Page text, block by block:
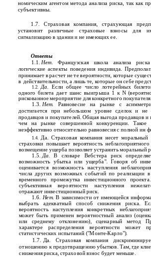
номическим агентом метода анализа риска, так как
субъективны.
1.7. Страховая компания, страхующая
установит различные страховые взносы для
сигнализацию в здании и не имеющих ее.
Ответы
1.1. Нет.Французская школа анализа
логические аспекты поведения индивида.
принимает в расчет не те вероятности, которые
в действительности, а лишь те, которые он себе
1.2. Да. Если общее число лотерейных
одного билета дает шанс выигрыша 1 к N
рискованное мероприятие для конкретного покупателя.
1.3. Нет. Равновесие на рынке с
достигается при небольшом уровне сделок и не
продавцов и покупателей. Общая выгода продавцов и
чем на рынке совершенной конкуренции. Такое
неэффективно относительно равновесия с полной ин­
1.4. Да. Страховая компания несет моральный
страховки повышает вероятность
возмещение ущерба позволяет устранить моральный
1.5. Да.В словаре Вебстера риск
возможность убытка или ущерба". Говоря об
оценивается возможность наступления
числа других возможных событий по реализации в
временного промежутка инвестиционного
субъективная вероятности наступления
отражают инвестиционный риск.
1.6. Нет.В зависимости от имеющейся
выбрать адекватный способ снижения риска.
вероятность наступления конкретных
может быть применен вероятностный анализ
или среднему отклонению), сценарный метод
характере распределения вероятности может
статистических испытаний ("Монте-Карло").
1.7. Да. Страховая компания
отношению к предотвращению убытков. Там, где
снижения риска, страховой взнос будет меньше.